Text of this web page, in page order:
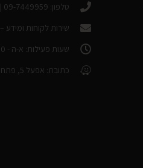
טלפון: 09-7449959 | 3730*
שירות לקוחות ומידע –
שעות פעילות: א-ה - 08:00-17:30
כתובת: אפעל 5, פתח תקווה (חניה חינם ללקוחות)